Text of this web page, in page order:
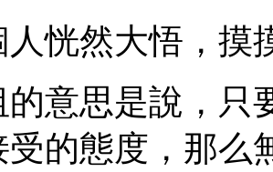
然大悟，摸
思是說，只
的態度，那么